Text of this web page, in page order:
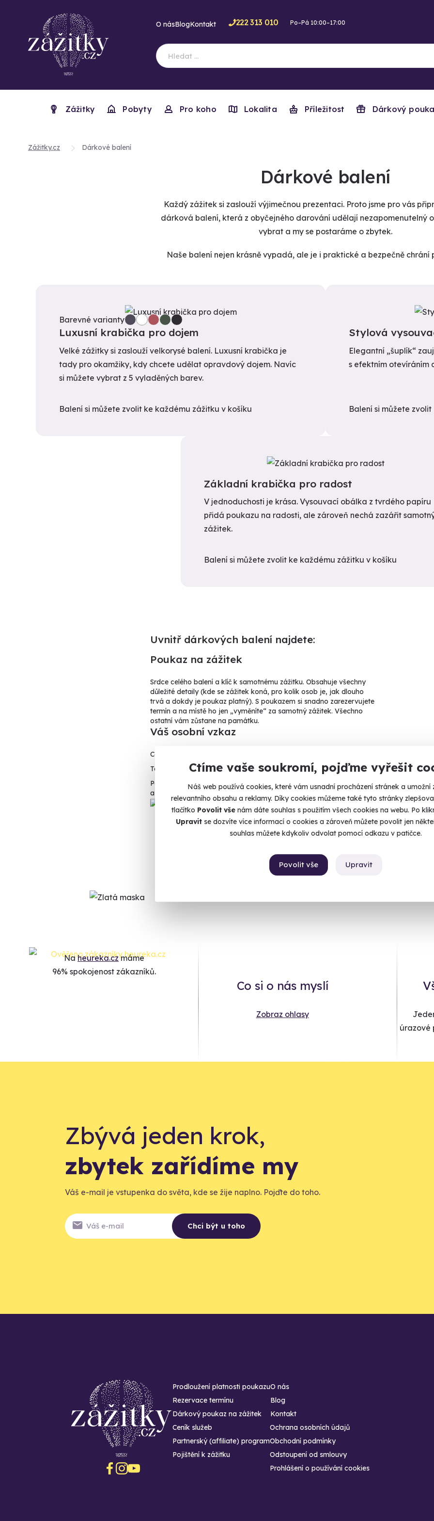
Ctíme vaše soukromí, pojďme vyřešit
Náš web používá cookies, které vám usnadní procházení stránek a umožní
relevantního obsahu a reklamy. Díky cookies můžeme také tyto stránky
tlačítko Povolit vše nám dáte souhlas s použitím všech cookies na webu. Po
Upravitse dozvíte více informací o cookies a zároveň můžete povolit jen
souhlas můžete kdykoliv odvolat pomocí odkazu v patičce.
Upravit
Povolit vše
O násBlogKontakt 222 313 010 Po–Pá 10:00–17:00
Zážitky Pobyty Pro koho Lokalita Příležitost Dárkový
Zážitky.cz Dárkové balení
Dárkové balení
Každý zážitek si zaslouží výjimečnou prezentaci. Proto jsme pro vás
dárková balení, která z obyčejného darování udělají nezapomenutelný
vybrat a my se postaráme o zbytek.
Naše balení nejen krásně vypadá, ale je i praktické a bezpečně chrání
Barevné varianty
Luxusní krabička pro dojem
Velké zážitky si zaslouží velkorysé balení. Luxusní krabička je
tady pro okamžiky, kdy chcete udělat opravdový dojem. Navíc
si můžete vybrat z 5 vyladěných barev.
Balení si můžete zvolit ke každému zážitku v košíku
Stylová
Elegantní „šuplík“
s efektním otevíráním
Balení si můžete
Základní krabička pro radost
V jednoduchosti je krása. Vysouvací obálka z tvrdého papíru
přidá poukazu na radosti, ale zároveň nechá zazářit
zážitek.
Balení si můžete zvolit ke každému zážitku v košíku
Uvnitř dárkových balení najdete:
Poukaz na zážitek
Srdce celého balení a klíč k samotnému zážitku. Obsahuje všechny
důležité detaily (kde se zážitek koná, pro kolik osob je, jak dlouho
trvá a dokdy je poukaz platný). S poukazem si snadno zarezervujete
termín a na místě ho jen „vyměníte“ za samotný zážitek. Všechno
ostatní vám zůstane na památku.
Váš osobní vzkaz
Co by to bylo za dárek bez věnování nebo přáníčka.
Text vám rádi natiskneme, stačí ho uvést při objednání.
Pokud si ho chcete ještě rozmyslet, pošleme vám kartičku prázdnou
a budete si ji moci doplnit ručně.
Zážitkový průvodce
Konec tajností. Je na čase dozvědět se, co obdarovaného
podrobnému popisu zážitku přidáváme i naše tipy a
Naheureka.czmáme
96% spokojenost zákazníků.
Co si o nás myslí
Zobraz ohlasy
úrazové
Zbývá jeden krok,
zbytek zařídíme my
Váš e-mail je vstupenka do světa, kde se žije naplno. Pojďte do toho.
Chci být u toho
Prodloužení platnosti poukazu
Rezervace termínu
Dárkový poukaz na zážitek
O nás
Blog
Kontakt
Ceník služeb
Partnerský (affiliate) program
Pojištění k zážitku
Ochrana osobních údajů
Obchodní podmínky
Odstoupení od smlouvy
Prohlášení o používání cookies